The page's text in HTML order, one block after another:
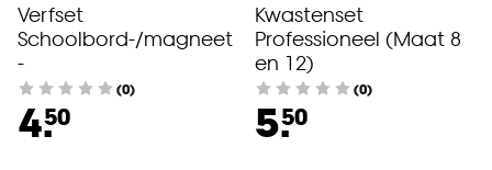
cookieverklaring
Verfset
Schoolbord-/magneet
-
(0)
4.50
Kwastenset
Professioneel (Maat 8
en 12)
(0)
5.50